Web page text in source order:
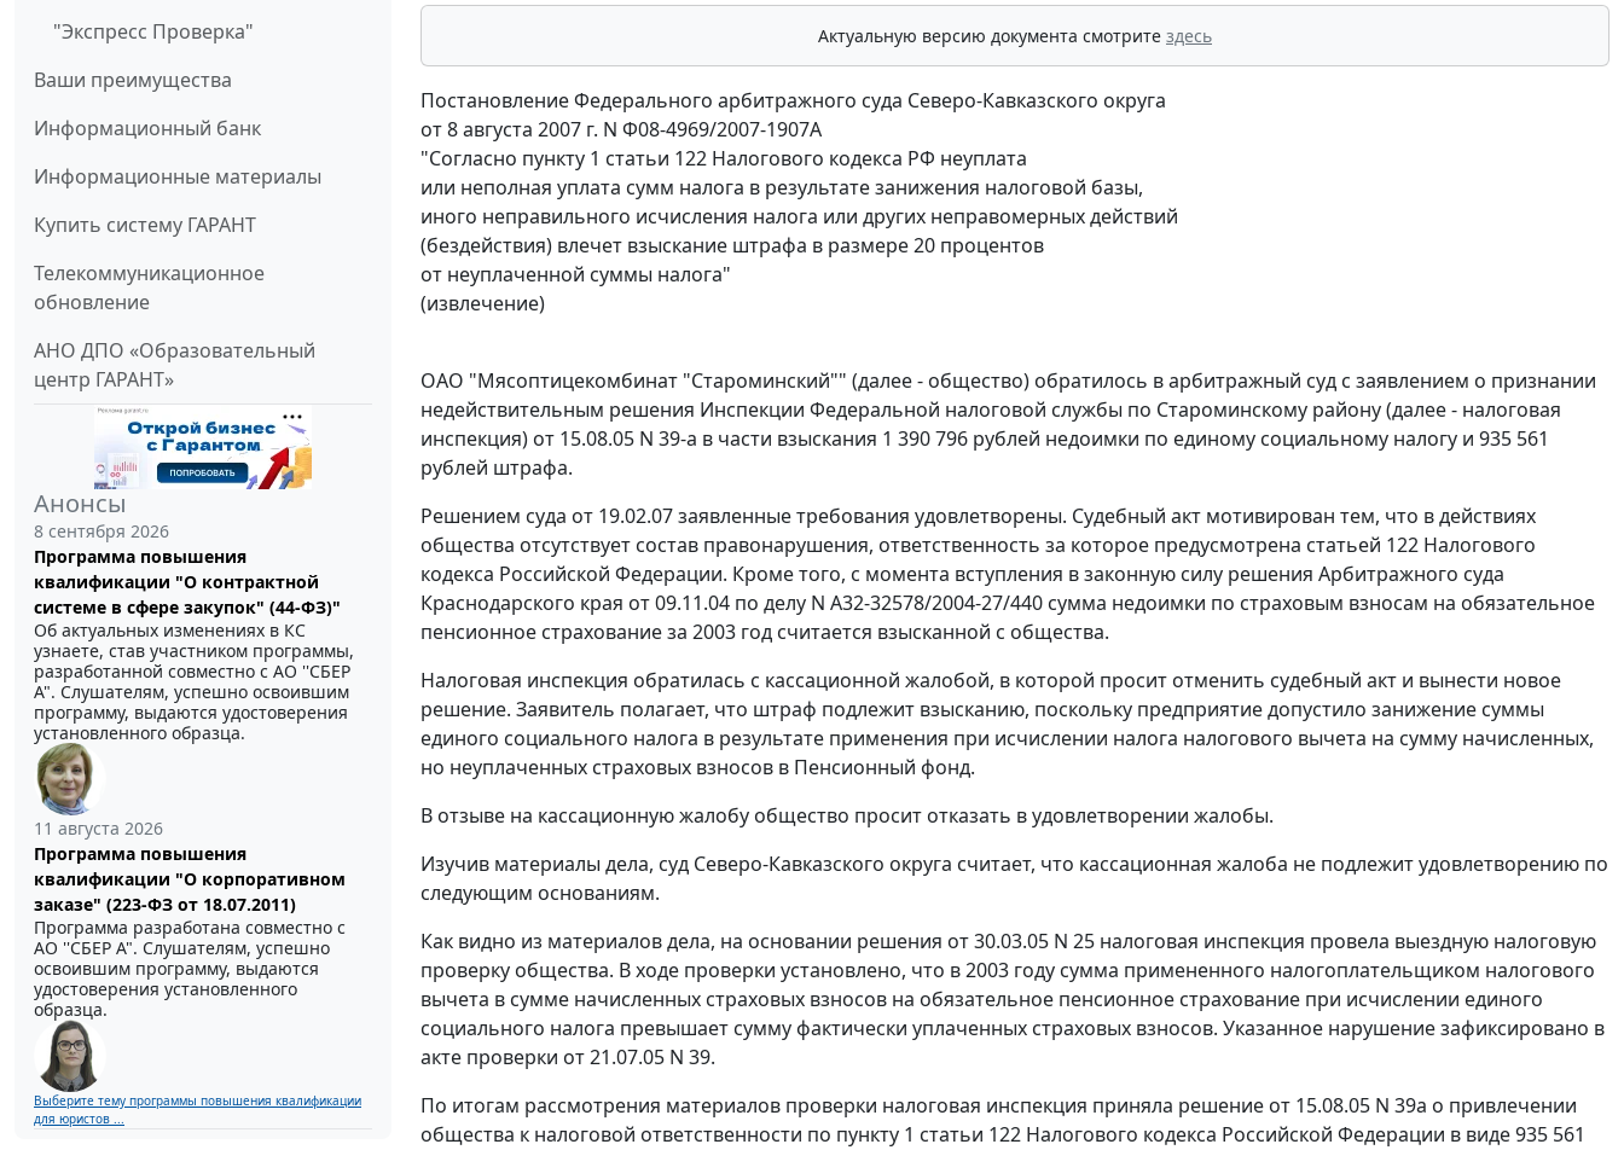
"Экспресс Проверка"
Ваши преимущества
Информационный банк
Информационные материалы
Купить систему ГАРАНТ
Телекоммуникационное
обновление
АНО ДПО «Образовательный
центр ГАРАНТ»
Анонсы
8 сентября 2026
Программа повышения
квалификации "О контрактной
системе в сфере закупок" (44-ФЗ)"
Об актуальных изменениях в КС
узнаете, став участником программы,
разработанной совместно с АО ''СБЕР
А". Слушателям, успешно освоившим
программу, выдаются удостоверения
установленного образца.
11 августа 2026
Программа повышения
квалификации "О корпоративном
заказе" (223-ФЗ от 18.07.2011)
Программа разработана совместно с
АО ''СБЕР А". Слушателям, успешно
освоившим программу, выдаются
удостоверения установленного
образца.
Выберите тему программы повышения квалификации
для юристов ...
Актуальную версию документа смотрите здесь
Постановление Федерального арбитражного суда Северо-Кавказского округа
от 8 августа 2007 г. N Ф08-4969/2007-1907А
"Согласно пункту 1 статьи 122 Налогового кодекса РФ неуплата
или неполная уплата сумм налога в результате занижения налоговой базы,
иного неправильного исчисления налога или других неправомерных действий
(бездействия) влечет взыскание штрафа в размере 20 процентов
от неуплаченной суммы налога"
(извлечение)
ОАО "Мясоптицекомбинат "Староминский"" (далее - общество) обратилось в арбитражный суд с заявлением о признании
недействительным решения Инспекции Федеральной налоговой службы по Староминскому району (далее - налоговая
инспекция) от 15.08.05 N 39-а в части взыскания 1 390 796 рублей недоимки по единому социальному налогу и 935 561
рублей штрафа.
Решением суда от 19.02.07 заявленные требования удовлетворены. Судебный акт мотивирован тем, что в действиях
общества отсутствует состав правонарушения, ответственность за которое предусмотрена статьей 122 Налогового
кодекса Российской Федерации. Кроме того, с момента вступления в законную силу решения Арбитражного суда
Краснодарского края от 09.11.04 по делу N А32-32578/2004-27/440 сумма недоимки по страховым взносам на обязательное
пенсионное страхование за 2003 год считается взысканной с общества.
Налоговая инспекция обратилась с кассационной жалобой, в которой просит отменить судебный акт и вынести новое
решение. Заявитель полагает, что штраф подлежит взысканию, поскольку предприятие допустило занижение суммы
единого социального налога в результате применения при исчислении налога налогового вычета на сумму начисленных,
но неуплаченных страховых взносов в Пенсионный фонд.
В отзыве на кассационную жалобу общество просит отказать в удовлетворении жалобы.
Изучив материалы дела, суд Северо-Кавказского округа считает, что кассационная жалоба не подлежит удовлетворению по
следующим основаниям.
Как видно из материалов дела, на основании решения от 30.03.05 N 25 налоговая инспекция провела выездную налоговую
проверку общества. В ходе проверки установлено, что в 2003 году сумма примененного налогоплательщиком налогового
вычета в сумме начисленных страховых взносов на обязательное пенсионное страхование при исчислении единого
социального налога превышает сумму фактически уплаченных страховых взносов. Указанное нарушение зафиксировано в
акте проверки от 21.07.05 N 39.
По итогам рассмотрения материалов проверки налоговая инспекция приняла решение от 15.08.05 N 39а о привлечении
общества к налоговой ответственности по пункту 1 статьи 122 Налогового кодекса Российской Федерации в виде 935 561